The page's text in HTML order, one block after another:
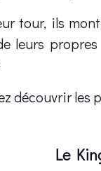
tour, ils
leurs
découvrir les
Le